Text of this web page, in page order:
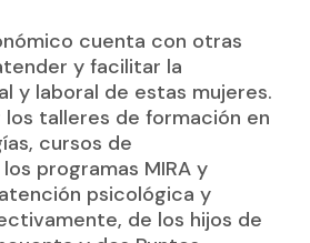
cuenta con otras
y facilitar la
y laboral de estas mujeres.
los talleres de formación en
cursos de
programas MIRA y
atención psicológica y
de los hijos de